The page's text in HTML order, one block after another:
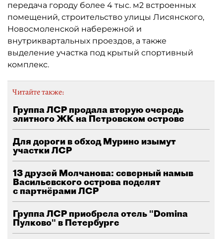
передача городу более 4 тыс. м2 встроенных
помещений, строительство улицы Лисянского,
Новосмоленской набережной и
внутриквартальных проездов, а также
выделение участка под крытый спортивный
комплекс.
Читайте также:
Группа ЛСР продала вторую очередь
элитного ЖК на Петровском острове
Для дороги в обход Мурино изымут
участки ЛСР
13 друзей Молчанова: северный намыв
Васильевского острова поделят
с партнёрами ЛСР
Группа ЛСР приобрела отель "Domina
Пулково" в Петербурге